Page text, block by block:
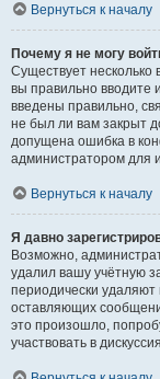
Вернуться к началу
Почему я не могу
Существует несколько
вы правильно вводите
введены правильно,
не был ли вам закрыт
допущена ошибка в
администратором для
Вернуться к началу
Я давно
Возможно,
удалил вашу учётную
периодически
оставляющих
это произошло,
участвовать в